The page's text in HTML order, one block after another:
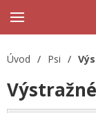
Úvod / Psi /